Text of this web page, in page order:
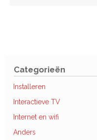
Categorieën
Installeren
Interactieve TV
Internet en wifi
Anders